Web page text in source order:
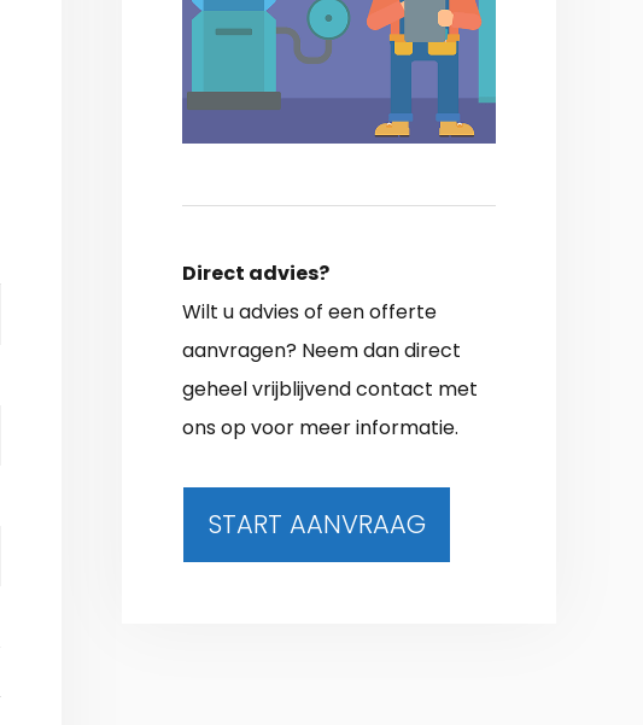
Direct advies?
Wilt u advies of een offerte
aanvragen? Neem dan direct
geheel vrijblijvend contact met
ons op voor meer informatie.
START AANVRAAG